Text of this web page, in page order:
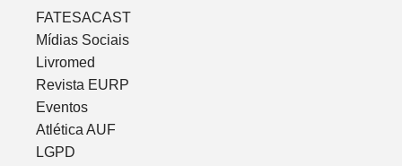
FATESACAST
Mídias Sociais
Livromed
Revista EURP
Eventos
Atlética AUF
LGPD